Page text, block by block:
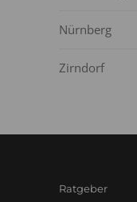
Nürnberg
Zirndorf
Ratgeber